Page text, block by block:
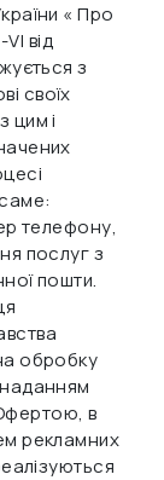
« Про
від
з
своїх
цим і
телефону,
послуг з
пошти.
обробку
в
рекламних